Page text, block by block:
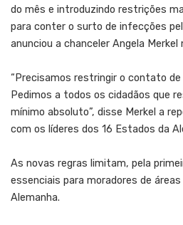
do mês e introduzindo restrições
para conter o surto de infecções
anunciou a chanceler Angela
“Precisamos restringir o contato
Pedimos a todos os cidadãos que
mínimo absoluto”, disse Merkel a
com os líderes dos 16 Estados da
As novas regras limitam, pela
essenciais para moradores de
Alemanha.